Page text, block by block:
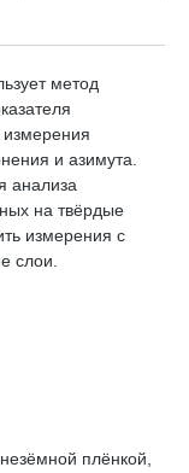
метод
и азимута.
анализа
на твёрдые
измерения с
слои.
плёнкой,